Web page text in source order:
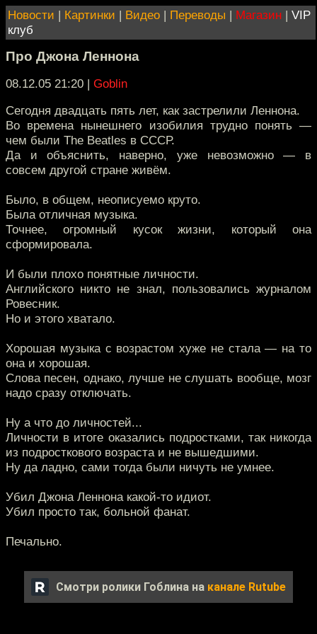
Новости | Картинки | Видео | Переводы | Магазин | VIP
клуб
Про Джона Леннона
08.12.05 21:20 | Goblin
Сегодня двадцать пять лет, как застрелили Леннона.
Во времена нынешнего изобилия трудно понять —
чем были The Beatles в СССР.
Да и объяснить, наверно, уже невозможно — в
совсем другой стране живём.
Было, в общем, неописуемо круто.
Была отличная музыка.
Точнее, огромный кусок жизни, который она
сформировала.
И были плохо понятные личности.
Английского никто не знал, пользовались журналом
Ровесник.
Но и этого хватало.
Хорошая музыка с возрастом хуже не стала — на то
она и хорошая.
Слова песен, однако, лучше не слушать вообще, мозг
надо сразу отключать.
Ну а что до личностей...
Личности в итоге оказались подростками, так никогда
из подросткового возраста и не вышедшими.
Ну да ладно, сами тогда были ничуть не умнее.
Убил Джона Леннона какой-то идиот.
Убил просто так, больной фанат.
Печально.
Смотри ролики Гоблина на канале Rutube